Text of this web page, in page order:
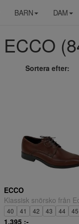
BARN DAM
ECCO
Sortera efter:
ECCO
Klassisk snörsko från
40 41 42 43 44 45
1.395 ;-